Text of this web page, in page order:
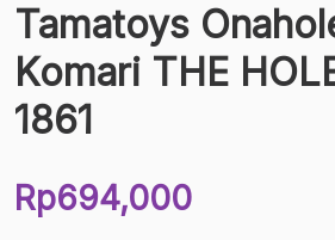
Tamatoys
Komari THE
1861
Rp694,000